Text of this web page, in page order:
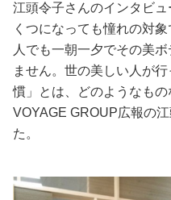
恋愛/結婚/離婚
妊娠/出産/家族
江頭令子さんのインタビ
くつになっても憧れの対
人でも一朝一夕でその美
ません。世の美しい人が
慣」とは、どのようなもの
VOYAGE GROUP広報の
た。